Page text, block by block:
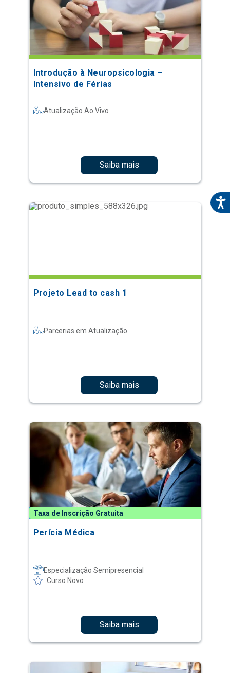
Introdução à Neuropsicologia –
Intensivo de Férias
Atualização Ao Vivo
Saiba mais
Projeto Lead to cash 1
Parcerias em Atualização
Saiba mais
Taxa de Inscrição Gratuita
Perícia Médica
Especialização Semipresencial
Curso Novo
Saiba mais